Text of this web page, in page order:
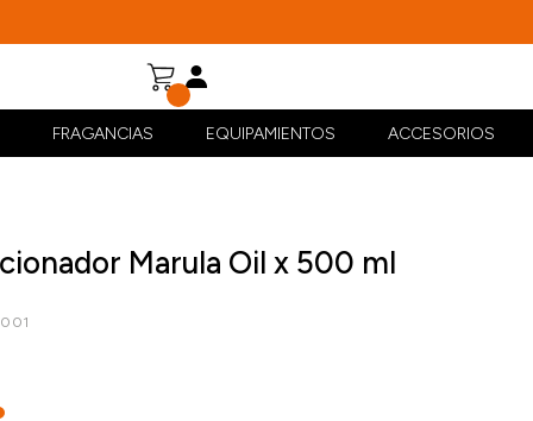
FRAGANCIAS EQUIPAMIENTOS ACCESORIOS
Marula Oil x 500 ml